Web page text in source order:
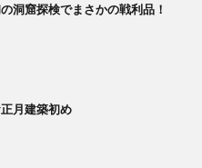
洞窟探検でまさかの戦利品！
正月建築初め